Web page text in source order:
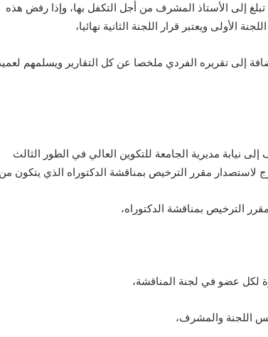
إلى الأستاذ المشرف من أجل التكفل بها، وإذا رفض هذه
الأولى ويعتبر قرار اللجنة الثانية نهائيا،
إلى تقريره الفردي ملخصا عن كل التقارير ويسلمهم
نيابة مديرية الجامعة للتكوين العالي في الطور الثالث
لاستصدار مقرر الترخيص بمناقشة الدكتوراه الذي يتكون
الترخيص بمناقشة الدكتوراه،
اللجنة والمشرف،